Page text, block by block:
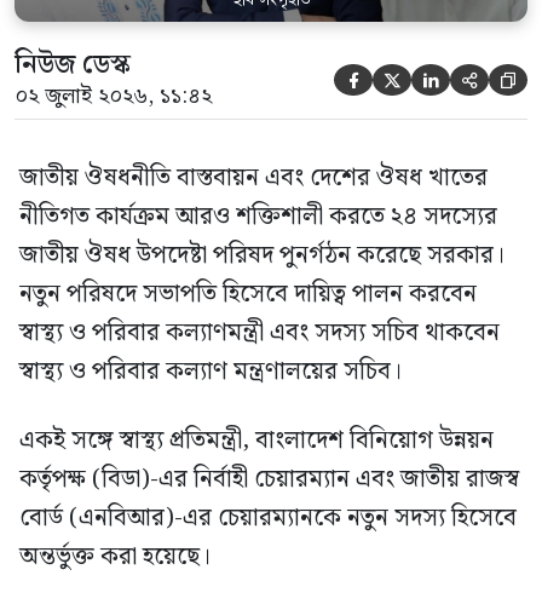
নিউজ ডেস্ক
০২ জুলাই ২০২৬, ১১:৪২     
জাতীয় ঔষধনীতি বাস্তবায়ন এবং দেশের ঔষধ খাতের
নীতিগত কার্যক্রম আরও শক্তিশালী করতে ২৪ সদস্যের
জাতীয় ঔষধ উপদেষ্টা পরিষদ পুনর্গঠন করেছে সরকার।
নতুন পরিষদে সভাপতি হিসেবে দায়িত্ব পালন করবেন
স্বাস্থ্য ও পরিবার কল্যাণমন্ত্রী এবং সদস্য সচিব থাকবেন
স্বাস্থ্য ও পরিবার কল্যাণ মন্ত্রণালয়ের সচিব।
একই সঙ্গে স্বাস্থ্য প্রতিমন্ত্রী, বাংলাদেশ বিনিয়োগ উন্নয়ন
কর্তৃপক্ষ (বিডা)-এর নির্বাহী চেয়ারম্যান এবং জাতীয় রাজস্ব
বোর্ড (এনবিআর)-এর চেয়ারম্যানকে নতুন সদস্য হিসেবে
অন্তর্ভুক্ত করা হয়েছে।